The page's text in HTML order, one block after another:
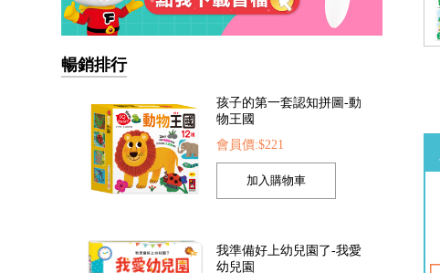
暢銷排行
孩子的第一套認知拼圖-動
我準備好上幼兒園了-我愛
幼兒園